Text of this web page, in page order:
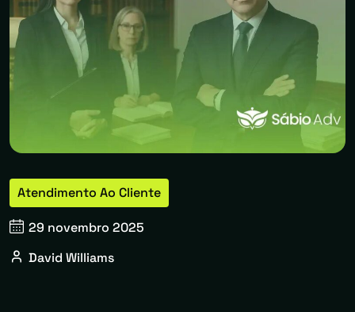
Atendimento Ao Cliente
29 novembro 2025
David Williams